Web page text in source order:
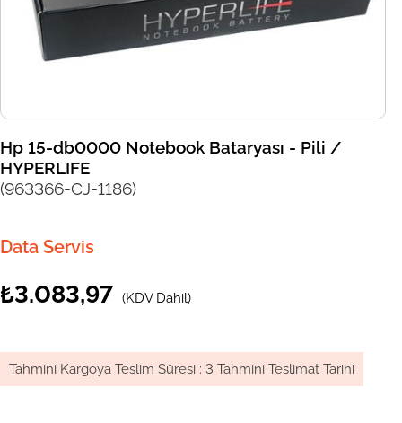
Hp 15-db0000 Notebook Bataryası - Pili /
HYPERLIFE
(963366-CJ-1186)
Data Servis
₺3.083,97 (KDV Dahil)
Tahmini Kargoya Teslim Süresi : 3 Tahmini Teslimat Tarihi